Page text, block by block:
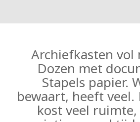
Archiefkasten vol
Dozen met
Stapels papier.
bewaart, heeft veel.
kost veel